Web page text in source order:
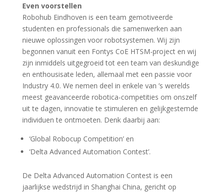
Even voorstellen
Robohub Eindhoven is een team gemotiveerde
studenten en professionals die samenwerken aan
nieuwe oplossingen voor robotsystemen. Wij zijn
begonnen vanuit een Fontys CoE HTSM-project en wij
zijn inmiddels uitgegroeid tot een team van deskundige
en enthousisate leden, allemaal met een passie voor
Industry 4.0. We nemen deel in enkele van ’s werelds
meest geavanceerde robotica-competities om onszelf
uit te dagen, innovatie te stimuleren en gelijkgestemde
individuen te ontmoeten. Denk daarbij aan:
‘Global Robocup Competition’ en
‘Delta Advanced Automation Contest’.
De Delta Advanced Automation Contest is een
jaarlijkse wedstrijd in Shanghai China, gericht op